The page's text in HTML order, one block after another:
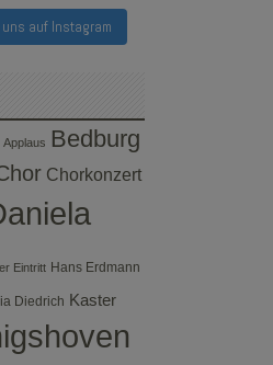
uns auf Instagram
Applaus Bedburg
Chorkonzert
Eintritt Hans Erdmann
Diedrich Kaster